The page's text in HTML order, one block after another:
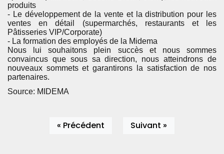
produits
- Le développement de la vente et la distribution pour les
ventes en détail (supermarchés, restaurants et les
Pâtisseries VIP/Corporate)
- La formation des employés de la Midema
Nous lui souhaitons plein succès et nous sommes
convaincus que sous sa direction, nous atteindrons de
nouveaux sommets et garantirons la satisfaction de nos
partenaires.
Source: MIDEMA
« Précédent Suivant »